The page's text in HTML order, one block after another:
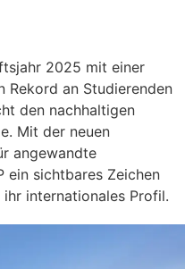
2025 mit einer
Rekord an Studierenden
den nachhaltigen
Mit der neuen
angewandte
ein sichtbares Zeichen
internationales Profil.